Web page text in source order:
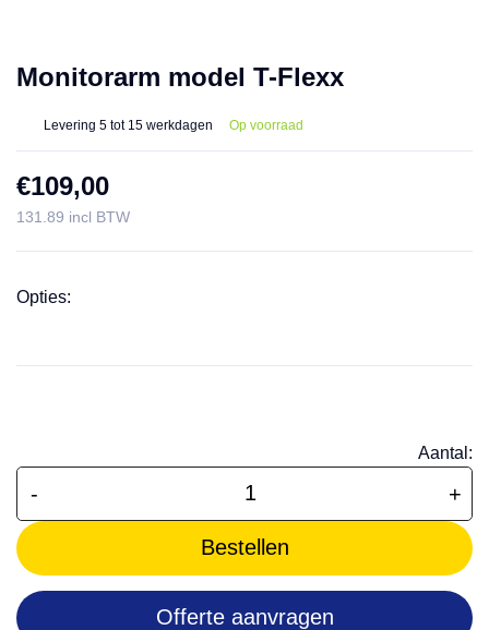
Monitorarm model T-Flexx
Levering 5 tot 15 werkdagen Op voorraad
€109,00
131.89 incl BTW
Opties:
Aantal:
- +
Bestellen
Offerte aanvragen